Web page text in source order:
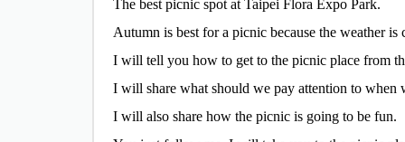
The best picnic spot at Taipei Flora Expo Park.
Autumn is best for a picnic because the weather is
I will tell you how to get to the picnic place from
I will share what should we pay attention to when
I will also share how the picnic is going to be fun.